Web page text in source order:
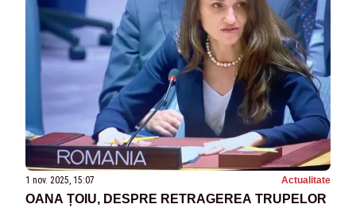
1 nov. 2025, 15:07 Actualitate
OANA ȚOIU, DESPRE RETRAGEREA TRUPELOR